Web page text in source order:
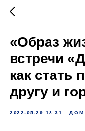
«Образ
встречи
как стать
другу и
2022-05-29 18:31 ДОМ